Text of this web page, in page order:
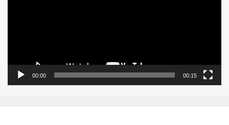
00:00 00:15